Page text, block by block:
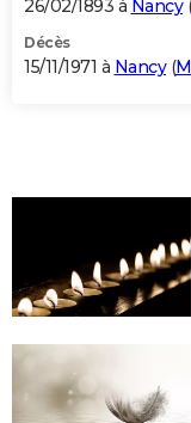
26/02/1893 à Nancy(
Décès
15/11/1971 à Nancy(